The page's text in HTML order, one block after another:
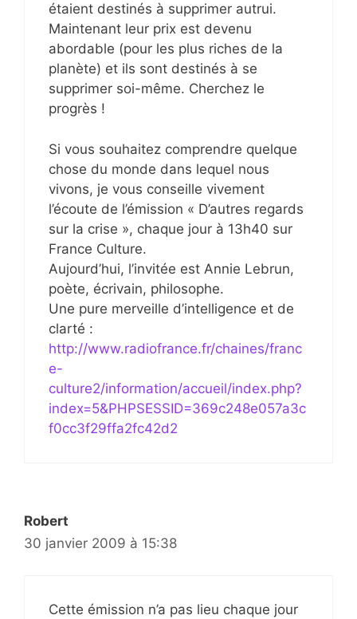
étaient destinés à supprimer autrui.
Maintenant leur prix est devenu
abordable (pour les plus riches de la
planète) et ils sont destinés à se
supprimer soi-même. Cherchez le
progrès !
Si vous souhaitez comprendre quelque
chose du monde dans lequel nous
vivons, je vous conseille vivement
l’écoute de l’émission « D’autres regards
sur la crise », chaque jour à 13h40 sur
France Culture.
Aujourd’hui, l’invitée est Annie Lebrun,
poète, écrivain, philosophe.
Une pure merveille d’intelligence et de
clarté :
http://www.radiofrance.fr/chaines/franc
e-
culture2/information/accueil/index.php?
index=5&PHPSESSID=369c248e057a3c
f0cc3f29ffa2fc42d2
Robert
30 janvier 2009 à 15:38
Cette émission n’a pas lieu chaque jour